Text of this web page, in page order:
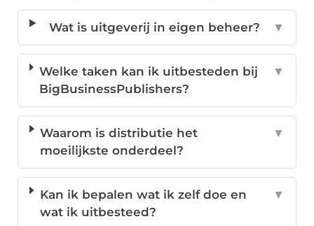
Wat is uitgeverij in eigen beheer? ▼
Welke taken kan ik uitbesteden bij
BigBusinessPublishers?
▼
Waarom is distributie het
moeilijkste onderdeel?
▼
Kan ik bepalen wat ik zelf doe en
wat ik uitbesteed?
▼